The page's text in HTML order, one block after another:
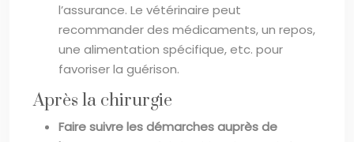
l’assurance. Le vétérinaire peut
recommander des médicaments, un repos,
une alimentation spécifique, etc. pour
favoriser la guérison.
Après la chirurgie
Faire suivre les démarches auprès de